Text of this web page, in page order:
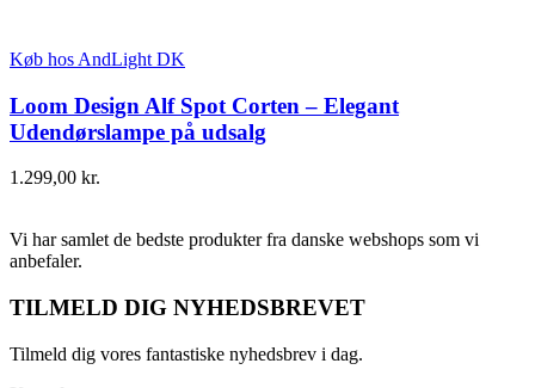
Køb hos AndLight DK
Loom Design Alf Spot Corten – Elegant
Udendørslampe på udsalg
1.299,00 kr.
Vi har samlet de bedste produkter fra danske webshops som vi
anbefaler.
TILMELD DIG NYHEDSBREVET
Tilmeld dig vores fantastiske nyhedsbrev i dag.